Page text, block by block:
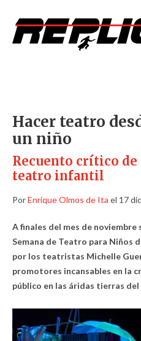
Hacer teatro
un niño
Recuento crítico de
teatro infantil
PorEnrique Olmos de Ita el 17
A finales del mes de noviembre
Semana de Teatro para Niños
por los teatristas Michelle
promotores incansables en la
público en las áridas tierras